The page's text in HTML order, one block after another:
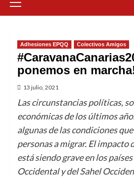
primario
Adhesiones EPQQ Colectivos Amigos
ponemos en
13 julio, 2021
Las circunstancias políticas,
económicas de los últimos
algunas de las condiciones
personas a migrar. El impacto
está siendo grave en los
Occidental y del Sahel